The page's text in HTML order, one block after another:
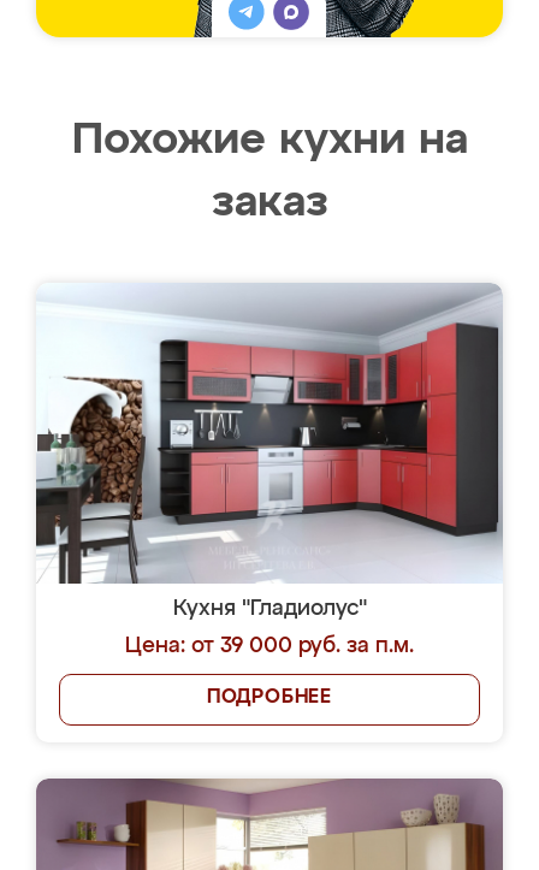
Похожие кухни на
заказ
Кухня "Гладиолус"
Цена: от 39 000 руб. за п.м.
ПОДРОБНЕЕ